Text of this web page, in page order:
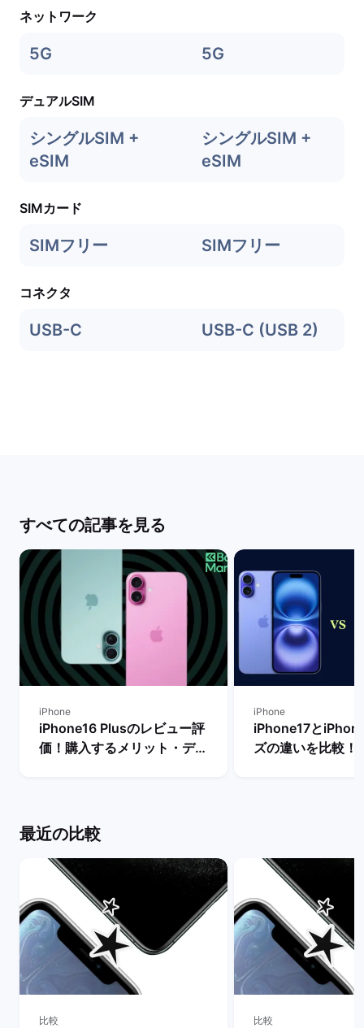
ネットワーク
5G 5G
デュアルSIM
シングルSIM +
eSIM
シングルSIM +
eSIM
SIMカード
SIMフリー SIMフリー
コネクタ
USB-C USB-C (USB 2)
すべての記事を見る
iPhone
iPhone16 Plusのレビュー評
価！購入するメリット・デメ
iPhone
iPhone17と
ズの違いを比較！
最近の比較
比較 比較